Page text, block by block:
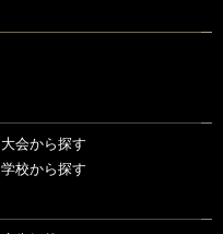
大会から探す
学校から探す